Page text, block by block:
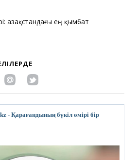
Қазақстандағы ең қымбат
- Қарағандының бүкіл өмірі бір